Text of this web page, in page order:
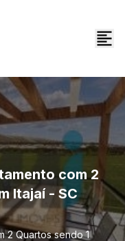
com 2
Itajaí - SC
2 Quartos sendo 1